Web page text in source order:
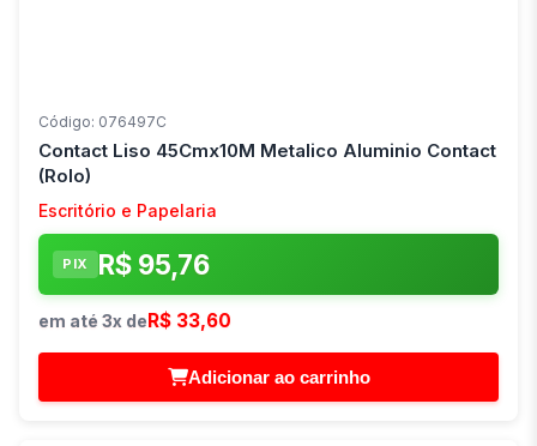
Código: 076497C
Contact Liso 45Cmx10M Metalico Aluminio Contact
(Rolo)
Escritório e Papelaria
PIX R$ 95,76
em até 3x de R$ 33,60
Adicionar ao carrinho